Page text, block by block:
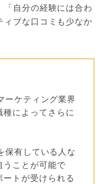
自分の経験には合わ
ィブな口コミも少なか
ーケティング業界
種によってさらに
保有している人な
うことが可能で
トが受けられる